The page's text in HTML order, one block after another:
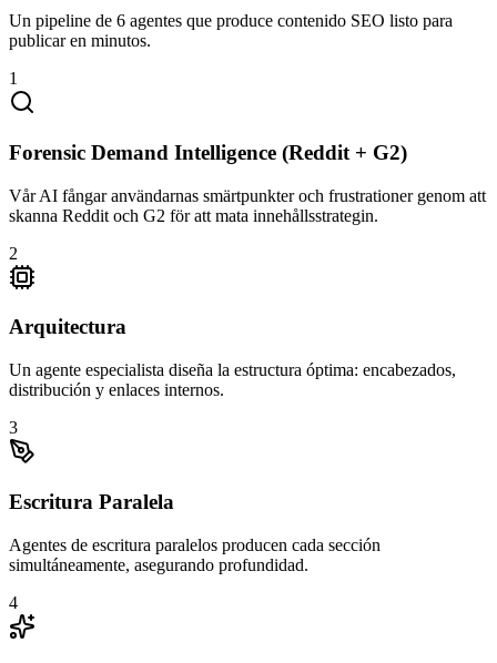
Un pipeline de 6 agentes que produce contenido SEO listo para
publicar en minutos.
1
Forensic Demand Intelligence (Reddit + G2)
Vår AI fångar användarnas smärtpunkter och frustrationer genom att
skanna Reddit och G2 för att mata innehållsstrategin.
2
Arquitectura
Un agente especialista diseña la estructura óptima: encabezados,
distribución y enlaces internos.
3
Escritura Paralela
Agentes de escritura paralelos producen cada sección
simultáneamente, asegurando profundidad.
4